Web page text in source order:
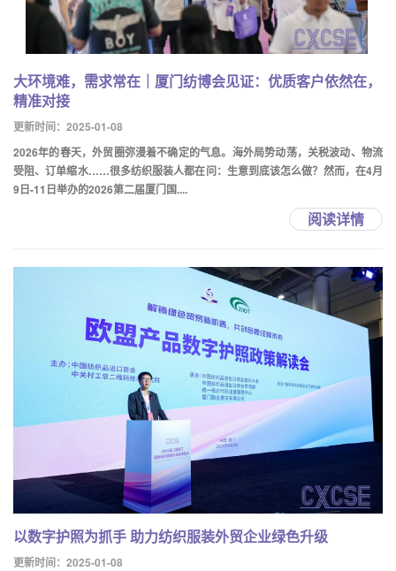
大环境难，需求常在｜厦门纺博会见证：优质客户依然在，
精准对接
更新时间：2025-01-08
2026年的春天，外贸圈弥漫着不确定的气息。海外局势动荡，关税波动、物流
受阻、订单缩水……很多纺织服装人都在问：生意到底该怎么做？然而，在4月
9日-11日举办的2026第二届厦门国....
阅读详情
以数字护照为抓手 助力纺织服装外贸企业绿色升级
更新时间：2025-01-08